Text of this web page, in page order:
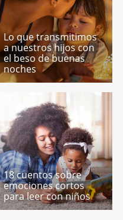
Lo que transmitimos
a nuestros hijos con
el beso de buenas
noches
18 cuentos sobre
emociones cortos
para leer con niños